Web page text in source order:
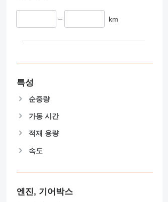
908
910
914
924
930
– km
특성
순중량
가동 시간
적재 용량
속도
엔진, 기어박스